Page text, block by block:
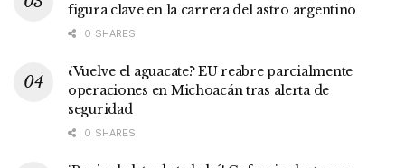
figura clave en la carrera del astro argentino
0 SHARES
¿Vuelve el aguacate? EU reabre parcialmente
operaciones en Michoacán tras alerta de
seguridad
0 SHARES